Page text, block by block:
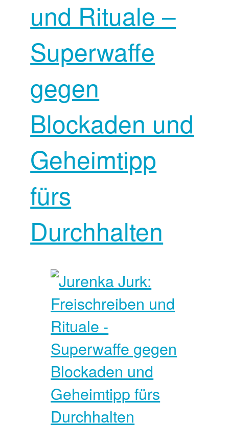
und Rituale –
Superwaffe
gegen
Blockaden und
Geheimtipp
fürs
Durchhalten